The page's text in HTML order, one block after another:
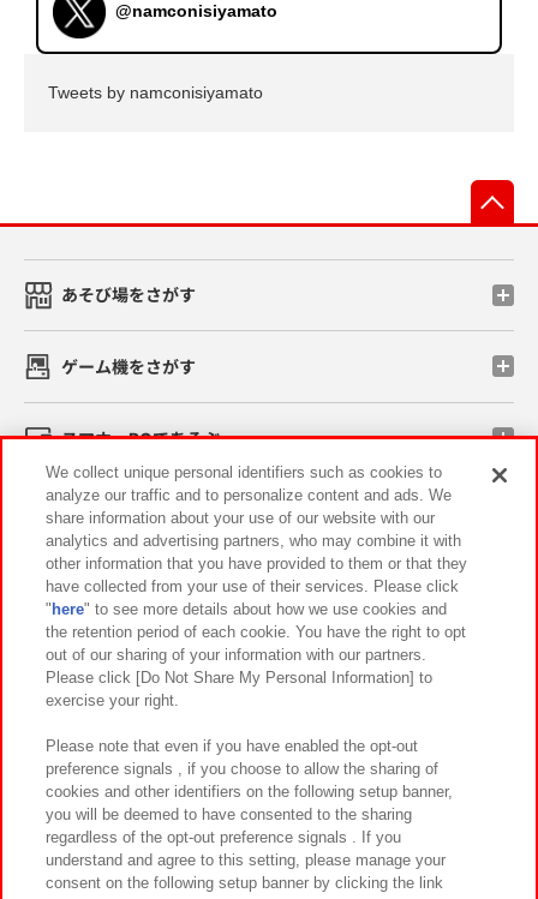
@namconisiyamato
Tweets by namconisiyamato
あそび場をさがす
ゲーム機をさがす
スマホ・PCであそぶ
イベント・キャンペーン
関連会社 サステナビリティ サイトポリシー
プライバシーポリシー ウェブアクセシビリティ方針と検証結果
お取引先さまとともに
カスタマーハラスメント対応方針 よくあるご質問・お問い合わせ
We collect unique personal identifiers such as cookies to
analyze our traffic and to personalize content and ads. We
share information about your use of our website with our
analytics and advertising partners, who may combine it with
other information that you have provided to them or that they
have collected from your use of their services. Please click
" here" to see more details about how we use cookies and
the retention period of each cookie. You have the right to opt
out of our sharing of your information with our partners.
Please click [Do Not Share My Personal Information] to
exercise your right.
Please note that even if you have enabled the opt-out
preference signals , if you choose to allow the sharing of
cookies and other identifiers on the following setup banner,
you will be deemed to have consented to the sharing
regardless of the opt-out preference signals . If you
understand and agree to this setting, please manage your
consent on the following setup banner by clicking the link